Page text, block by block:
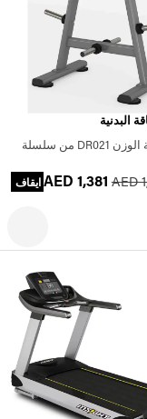
البدنية
شجرة لوحة الوزن DR021 من سلسلة
AED 1,381 AED